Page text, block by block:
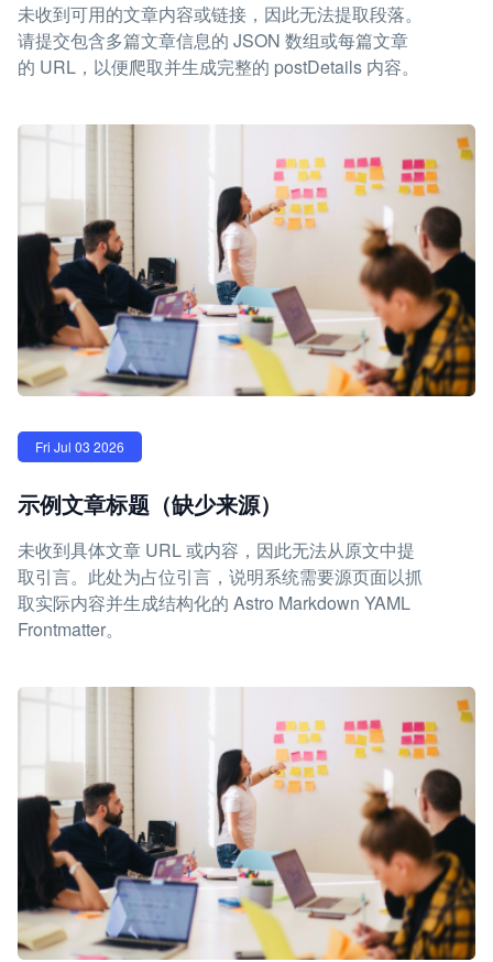
未收到可用的文章内容或链接，因此无法提取段落。
请提交包含多篇文章信息的 JSON 数组或每篇文章
的 URL，以便爬取并生成完整的 postDetails 内容。
Fri Jul 03 2026
示例文章标题（缺少来源）
未收到具体文章 URL 或内容，因此无法从原文中提
取引言。此处为占位引言，说明系统需要源页面以抓
取实际内容并生成结构化的 Astro Markdown YAML
Frontmatter。